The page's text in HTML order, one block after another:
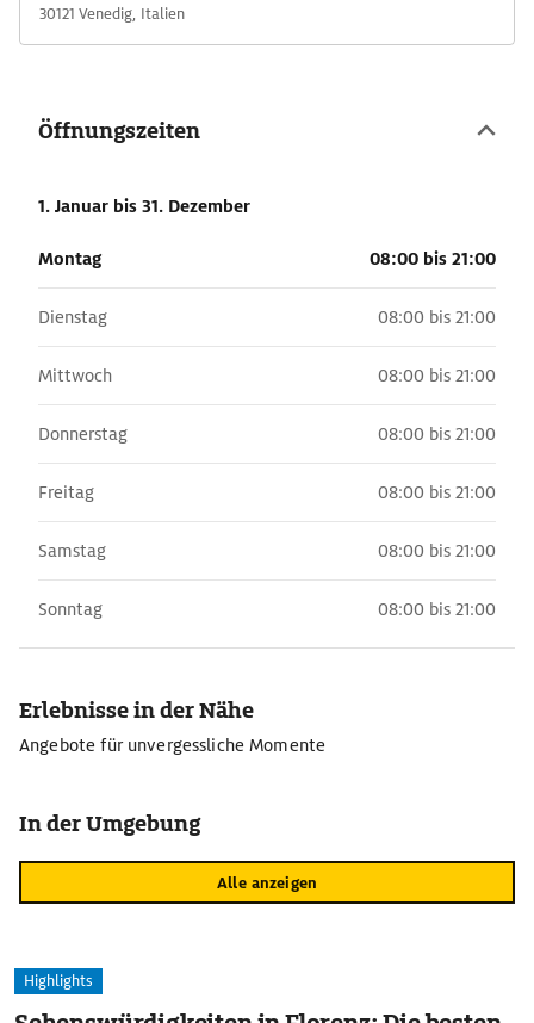
30121 Venedig, Italien
Öffnungszeiten
1. Januar bis 31. Dezember
Montag 08:00 bis 21:00
Dienstag 08:00 bis 21:00
Mittwoch 08:00 bis 21:00
Donnerstag 08:00 bis 21:00
Freitag 08:00 bis 21:00
Samstag 08:00 bis 21:00
Sonntag 08:00 bis 21:00
Erlebnisse in der Nähe
Angebote für unvergessliche Momente
In der Umgebung
Alle anzeigen
Highlights